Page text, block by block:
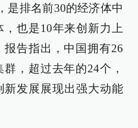
是排名前30的经济体中
也是10年来创新力上
告指出，中国拥有26
，超过去年的24个，
发展展现出强大动能